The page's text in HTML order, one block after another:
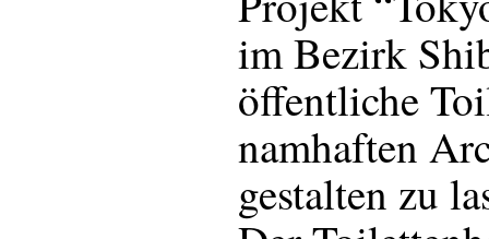
im Bezirk
öffentliche
namhaften
gestalten zu